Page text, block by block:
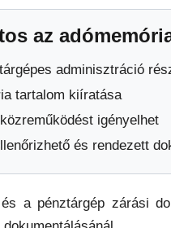
az
adminisztráció
tartalom kiíratása
igényelhet
és rendezett
a pénztárgép zárási